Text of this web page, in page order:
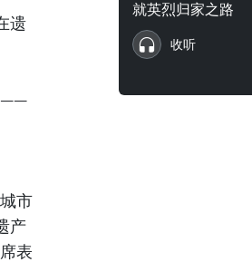
遗
——
市
产
表
就英烈归家之路
收听